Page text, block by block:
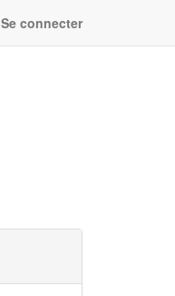
Se connecter